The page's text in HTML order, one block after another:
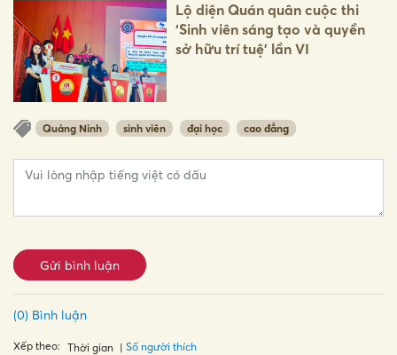
Lộ diện Quán quân cuộc thi
‘Sinh viên sáng tạo và quyền
sở hữu trí tuệ’ lần VI
Quảng Ninh sinh viên đại học cao đẳng
Gửi bình luận
(0) Bình luận
Xếp theo: Thời gian Số người thích